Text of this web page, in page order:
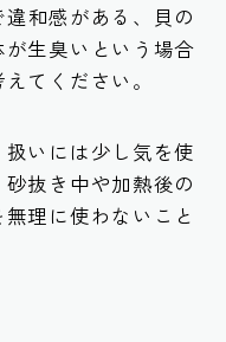
和感がある、貝の
生臭いという場合
てください。
いには少し気を使
抜き中や加熱後の
理に使わないこと